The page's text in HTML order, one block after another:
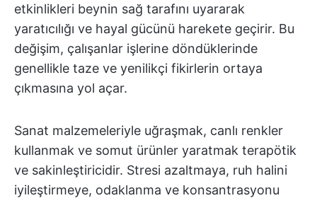
etkinlikleri beynin sağ tarafını uyararak
yaratıcılığı ve hayal gücünü harekete geçirir. Bu
değişim, çalışanlar işlerine döndüklerinde
genellikle taze ve yenilikçi fikirlerin ortaya
çıkmasına yol açar.
Sanat malzemeleriyle uğraşmak, canlı renkler
kullanmak ve somut ürünler yaratmak terapötik
ve sakinleştiricidir. Stresi azaltmaya, ruh halini
iyileştirmeye, odaklanma ve konsantrasyonu